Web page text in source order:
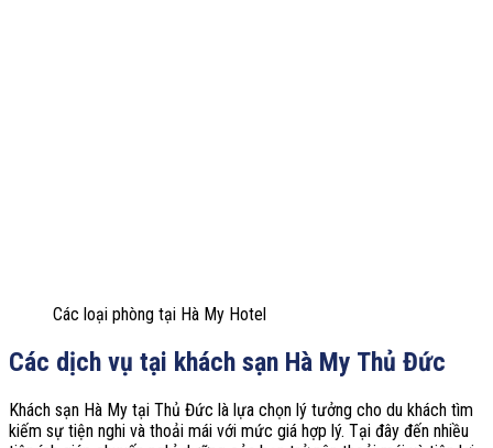
Các loại phòng tại Hà My Hotel
Các dịch vụ tại khách sạn Hà My Thủ Đức
Khách sạn Hà My tại Thủ Đức là lựa chọn lý tưởng cho du khách tìm
kiếm sự tiện nghi và thoải mái với mức giá hợp lý. Tại đây đến nhiều